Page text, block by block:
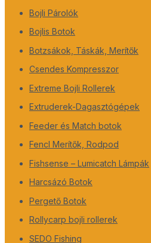
Bojli Párolók
Bojlis Botok
Botzsákok, Táskák, Merítők
Csendes Kompresszor
Extreme Bojli Rollerek
Extruderek-Dagasztógépek
Feeder és Match botok
Fencl Merítők, Rodpod
Fishsense – Lumicatch Lámpák
Harcsázó Botok
Pergető Botok
Rollycarp bojli rollerek
SEDO Fishing